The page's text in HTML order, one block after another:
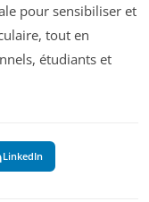
pour sensibiliser et
tout en
étudiants et
LinkedIn